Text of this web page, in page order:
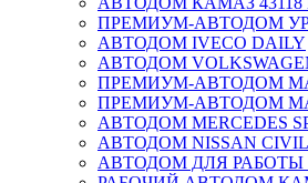
ПРЕМИУМ-АВТОДОМ
АВТОДОМ IVECO DAILY
АВТОДОМ
ПРЕМИУМ-АВТОДОМ
ПРЕМИУМ-АВТОДОМ
АВТОДОМ MERCEDES
АВТОДОМ NISSAN
АВТОДОМ ДЛЯ РАБОТЫ